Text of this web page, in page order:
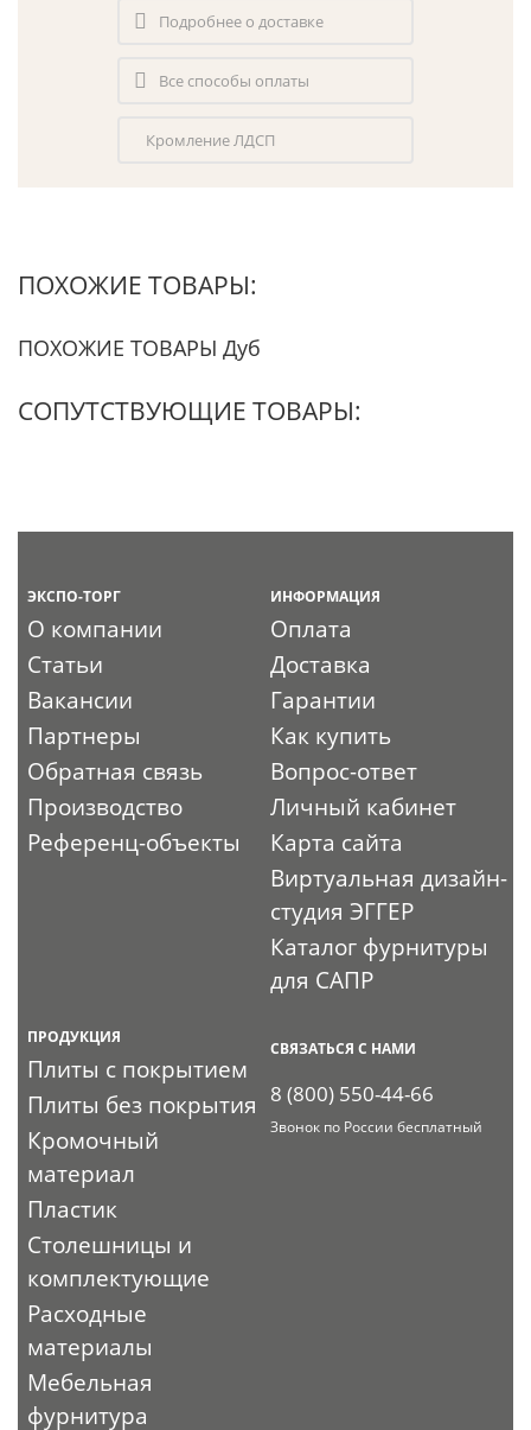
Подробнее о доставке
Все способы оплаты
Кромление ЛДСП
ПОХОЖИЕ ТОВАРЫ:
ПОХОЖИЕ ТОВАРЫ Дуб
СОПУТСТВУЮЩИЕ ТОВАРЫ:
ЭКСПО-ТОРГ
О компании
Статьи
Вакансии
Партнеры
Обратная связь
Производство
Референц-объекты
ИНФОРМАЦИЯ
Оплата
Доставка
Гарантии
Как купить
Вопрос-ответ
Личный кабинет
Карта сайта
Виртуальная дизайн-
студия ЭГГЕР
Каталог фурнитуры
для САПР
ПРОДУКЦИЯ
Плиты с покрытием
Плиты без покрытия
Кромочный
материал
Пластик
Столешницы и
комплектующие
Расходные
материалы
Мебельная
фурнитура
СВЯЗАТЬСЯ С НАМИ
8 (800) 550-44-66
Звонок по России бесплатный